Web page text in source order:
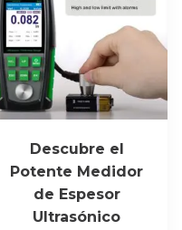
Descubre el
Potente Medidor
de Espesor
Ultrasónico